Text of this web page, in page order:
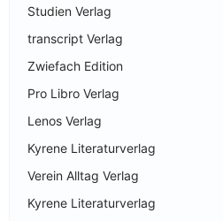
Studien Verlag
transcript Verlag
Zwiefach Edition
Pro Libro Verlag
Lenos Verlag
Kyrene Literaturverlag
Verein Alltag Verlag
Kyrene Literaturverlag